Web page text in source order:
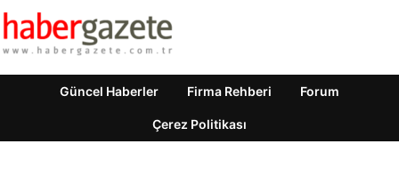
Güncel Haberler Firma Rehberi Forum
Çerez Politikası